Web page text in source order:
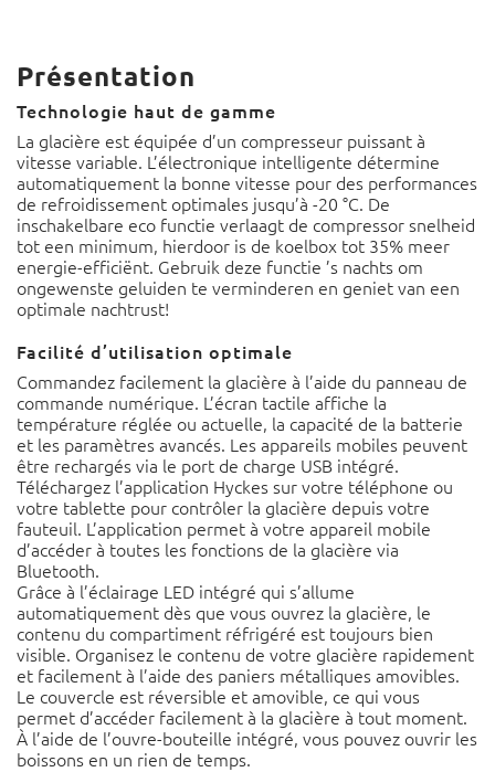
Présentation
Technologie haut de gamme
La glacière est équipée d’un compresseur puissant à
vitesse variable. L’électronique intelligente détermine
automatiquement la bonne vitesse pour des performances
de refroidissement optimales jusqu’à -20 °C. De
inschakelbare eco functie verlaagt de compressor snelheid
tot een minimum, hierdoor is de koelbox tot 35% meer
energie-efficiënt. Gebruik deze functie ’s nachts om
ongewenste geluiden te verminderen en geniet van een
optimale nachtrust!
Facilité d’utilisation optimale
Commandez facilement la glacière à l’aide du panneau de
commande numérique. L’écran tactile affiche la
température réglée ou actuelle, la capacité de la batterie
et les paramètres avancés. Les appareils mobiles peuvent
être rechargés via le port de charge USB intégré.
Téléchargez l’application Hyckes sur votre téléphone ou
votre tablette pour contrôler la glacière depuis votre
fauteuil. L’application permet à votre appareil mobile
d’accéder à toutes les fonctions de la glacière via
Bluetooth.
Grâce à l’éclairage LED intégré qui s’allume
automatiquement dès que vous ouvrez la glacière, le
contenu du compartiment réfrigéré est toujours bien
visible. Organisez le contenu de votre glacière rapidement
et facilement à l’aide des paniers métalliques amovibles.
Le couvercle est réversible et amovible, ce qui vous
permet d’accéder facilement à la glacière à tout moment.
À l’aide de l’ouvre-bouteille intégré, vous pouvez ouvrir les
boissons en un rien de temps.